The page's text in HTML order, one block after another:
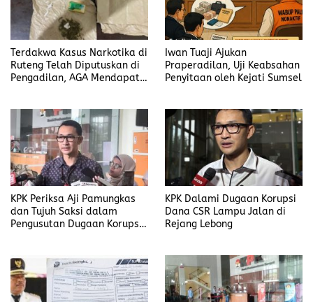
Terdakwa Kasus Narkotika di
Ruteng Telah Diputuskan di
Pengadilan, AGA Mendapat
Iwan Tuaji Ajukan
Praperadilan, Uji Keabsahan
Penyitaan oleh Kejati Sumsel
KPK Periksa Aji Pamungkas
dan Tujuh Saksi dalam
Pengusutan Dugaan Korupsi
KPK Dalami Dugaan Korupsi
Dana CSR Lampu Jalan di
Rejang Lebong